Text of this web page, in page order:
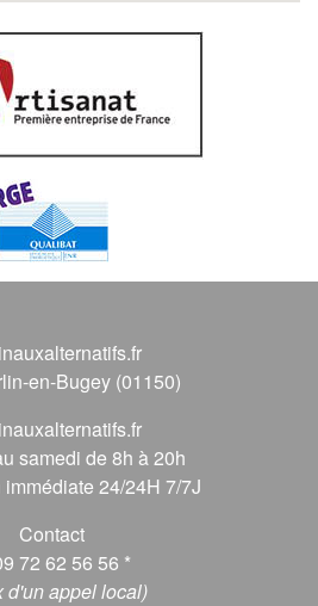
en-Bugey (01150)
samedi de 8h à 20h
immédiate 24/24H 7/7J
Contact
72 62 56 56 *
d'un appel local)